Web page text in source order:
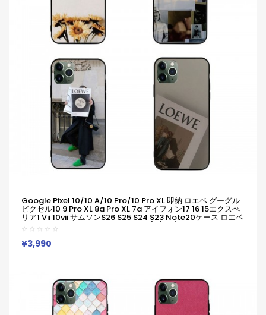
Google Pixel 10/10 A/10 Pro/10 Pro XL 即納 ロエベ グーグル
ピクセル10 9 Pro XL 8a Pro XL 7a アイフォン17 16 15エクスぺ
リア1 Vii 10vii サムソンs26 S25 S24 S23 Note20ケース ロエベ
LOEWEピクセル10a 9a 8a Pro 7a 6/7/6a/ブランドケース
Iphone/Galaxy/Xperia/Google Pixelなど全機種対応
¥3,990